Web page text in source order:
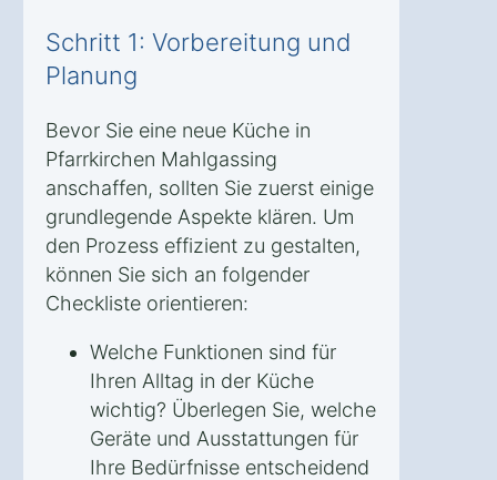
Schritt 1: Vorbereitung und
Planung
Bevor Sie eine neue Küche in
Pfarrkirchen Mahlgassing
anschaffen, sollten Sie zuerst einige
grundlegende Aspekte klären. Um
den Prozess effizient zu gestalten,
können Sie sich an folgender
Checkliste orientieren:
Welche Funktionen sind für
Ihren Alltag in der Küche
wichtig? Überlegen Sie, welche
Geräte und Ausstattungen für
Ihre Bedürfnisse entscheidend